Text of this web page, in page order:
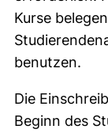
Kurse
benutzen.
Die
Beginn des